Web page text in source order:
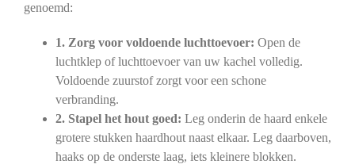
genoemd:
1. Zorg voor voldoende luchttoevoer: Open de
luchtklep of luchttoevoer van uw kachel volledig.
Voldoende zuurstof zorgt voor een schone
verbranding.
2. Stapel het hout goed: Leg onderin de haard enkele
grotere stukken haardhout naast elkaar. Leg daarboven,
haaks op de onderste laag, iets kleinere blokken.